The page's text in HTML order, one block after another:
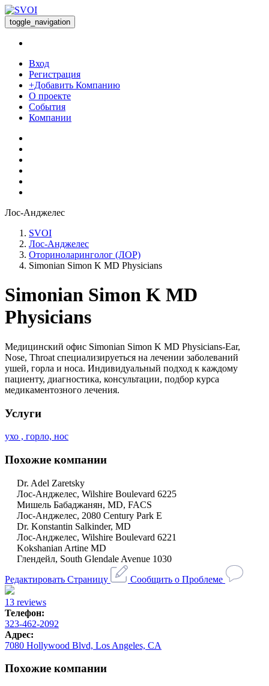
toggle_navigation
Вход
Регистрация
+Добавить Компанию
О проекте
События
Компании
Лос-Анджелес
SVOI
Лос-Анджелес
Оториноларинголог (ЛОР)
Simonian Simon K MD Physicians
Simonian Simon K MD
Physicians
Медицинский офис Simonian Simon K MD Physicians-Ear,
Nose, Throat специализируеться на лечении заболеваний
ушей, горла и носа. Индивидуальный подход к каждому
пациенту, диагностика, консультации, подбор курса
медикаментозного лечения.
Услуги
ухо , горло, нос
Похожие компании
Dr. Adel Zaretsky
Лос-Анджелес, Wilshire Boulevard 6225
Мишель Бабаджанян, MD, FACS
Лос-Анджелес, 2080 Century Park E
Dr. Konstantin Salkinder, MD
Лос-Анджелес, Wilshire Boulevard 6221
Kokshanian Artine MD
Глендейл, South Glendale Avenue 1030
Редактировать Страницу
Сообщить о Проблеме
13 reviews
Телефон:
323-462-2092
Адрес:
7080 Hollywood Blvd, Los Angeles, CA
Похожие компании